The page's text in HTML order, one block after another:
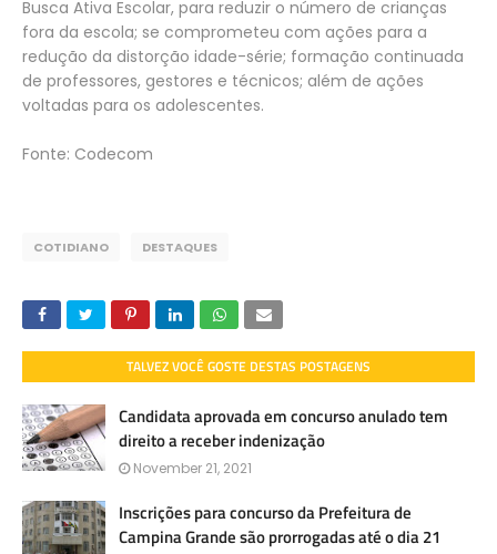
Busca Ativa Escolar, para reduzir o número de crianças
fora da escola; se comprometeu com ações para a
redução da distorção idade-série; formação continuada
de professores, gestores e técnicos; além de ações
voltadas para os adolescentes.
Fonte: Codecom
COTIDIANO DESTAQUES
TALVEZ VOCÊ GOSTE DESTAS POSTAGENS
Candidata aprovada em concurso anulado tem
direito a receber indenização
November 21, 2021
Inscrições para concurso da Prefeitura de
Campina Grande são prorrogadas até o dia 21